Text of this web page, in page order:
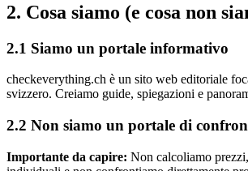
2. Cosa siamo (e cosa non
2.1 Siamo un portale informativo
checkeverything.ch è un sito web editoriale
svizzero. Creiamo guide, spiegazioni e
2.2 Non siamo un portale di
Importante da capire: Non calcoliamo